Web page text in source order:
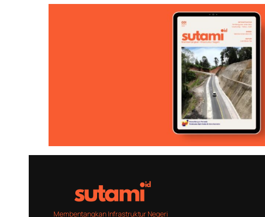
Membentangkan Infrastruktur Negeri